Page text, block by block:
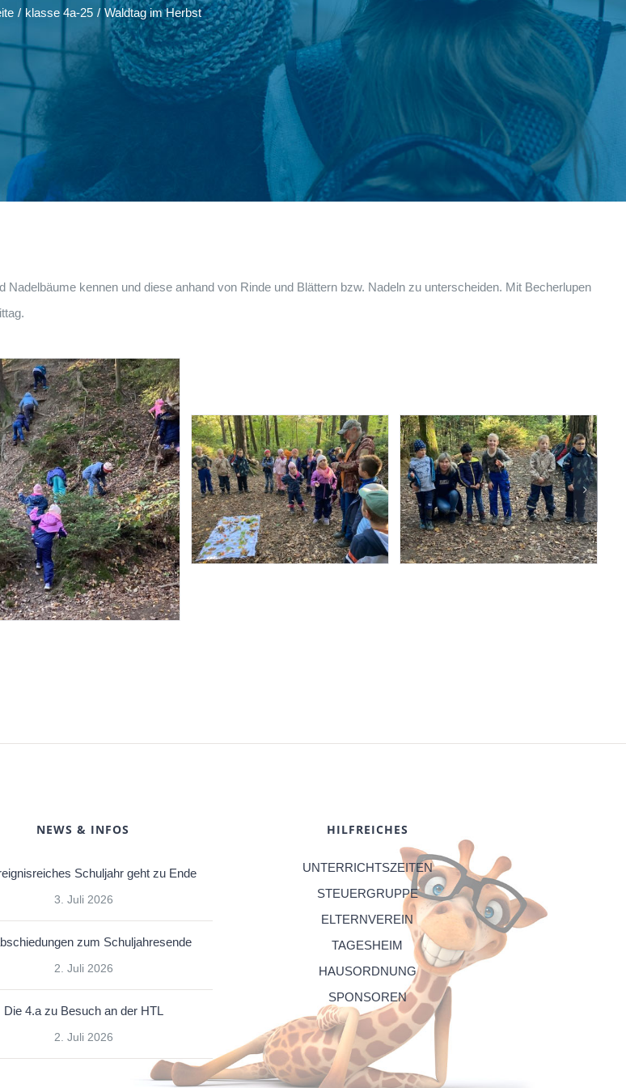
/ klasse 4a-25 / Waldtag im Herbst
kennen und diese anhand von Rinde und Blättern bzw. Nadeln zu unterscheiden. Mit Becherlupen
NEWS & INFOS
Schuljahr geht zu Ende
3. Juli 2026
zum Schuljahresende
2. Juli 2026
Die 4.a zu Besuch an der HTL
2. Juli 2026
HILFREICHES
UNTERRICHTSZEITEN
STEUERGRUPPE
ELTERNVEREIN
TAGESHEIM
HAUSORDNUNG
SPONSOREN